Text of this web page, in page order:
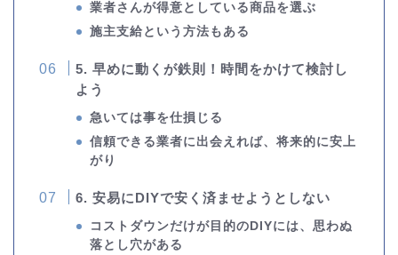
業者さんが得意としている商品を選ぶ
施主支給という方法もある
5. 早めに動くが鉄則！時間をかけて検討し
よう
急いては事を仕損じる
信頼できる業者に出会えれば、将来的に安上
がり
6. 安易にDIYで安く済ませようとしない
コストダウンだけが目的のDIYには、思わぬ
落とし穴がある